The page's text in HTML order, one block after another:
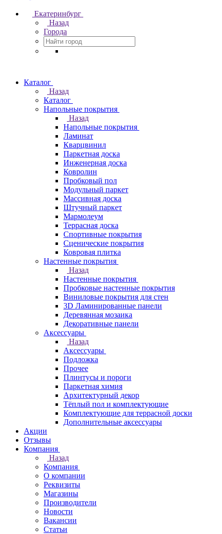
Екатеринбург
Назад
Города
Каталог
Назад
Каталог
Напольные покрытия
Назад
Напольные покрытия
Ламинат
Кварцвинил
Паркетная доска
Инженерная доска
Ковролин
Пробковый пол
Модульный паркет
Массивная доска
Штучный паркет
Мармолеум
Террасная доска
Спортивные покрытия
Сценические покрытия
Ковровая плитка
Настенные покрытия
Назад
Настенные покрытия
Пробковые настенные покрытия
Виниловые покрытия для стен
3D Ламинированные панели
Деревянная мозаика
Декоративные панели
Аксессуары
Назад
Аксессуары
Подложка
Прочее
Плинтусы и пороги
Паркетная химия
Архитектурный декор
Тёплый пол и комплектующие
Комплектующие для террасной доски
Дополнительные аксессуары
Акции
Отзывы
Компания
Назад
Компания
О компании
Реквизиты
Магазины
Производители
Новости
Вакансии
Статьи